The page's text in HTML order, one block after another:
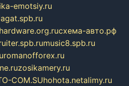
emotsiy.ru
agat.spb.ru
hardware.org.ruсхема-авто.рф
music8.spb.ru
romanofforex.ru
zosikamery.ru
COM.SUhohota.netalimy.ru